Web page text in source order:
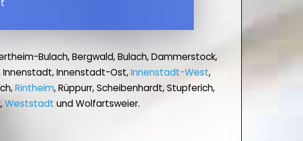
Bulach, Bergwald, Bulach, Dammerstock,
Innenstadt, Innenstadt-Ost,Innenstadt-West,
Rintheim, Rüppurr, Scheibenhardt, Stupferich,
Weststadt und Wolfartsweier.